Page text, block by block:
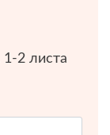
1-2 листа